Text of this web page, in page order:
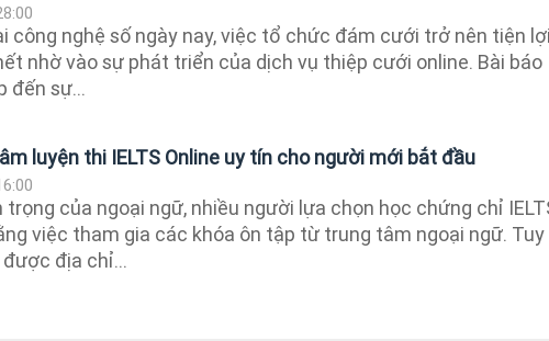
công nghệ số ngày nay, việc tổ chức đám cưới trở nên tiện lợi
nhờ vào sự phát triển của dịch vụ thiệp cưới online. Bài báo
đến sự...
luyện thi IELTS Online uy tín cho người mới bắt đầu
của ngoại ngữ, nhiều người lựa chọn học chứng chỉ
việc tham gia các khóa ôn tập từ trung tâm ngoại ngữ. Tuy
địa chỉ...